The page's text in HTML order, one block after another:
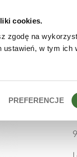
cookies.
zgodę na
w tym ich
PREFERENCJE